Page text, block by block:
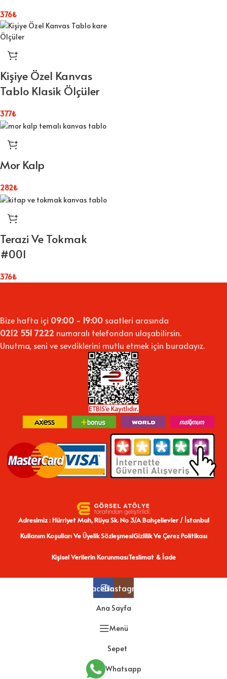
376₺
Kişiye Özel Kanvas
Tablo Klasik Ölçüler
377₺
Mor Kalp
282₺
Terazi Ve Tokmak
#001
376₺
Bize hafta içi 09:00 - 19:00 saatleri arasında
0212 551 7222 numaralı telefondan ulaşabilirsin.
Unutma, seni ve sevdiklerini mutlu etmek için buradayız.
Adresimiz : Hürriyet Mah, Rüya Sk. No 3/A Bahçelievler / İstanbul
Kullanım Koşulları Ve Üyelik SözleşmesiGizlilik Ve Çerez Politikası
Kişisel Verilerin KorunmasıTeslimat & İade
FacebookInstagram
Ana Sayfa
Menü
Sepet
Whatsapp